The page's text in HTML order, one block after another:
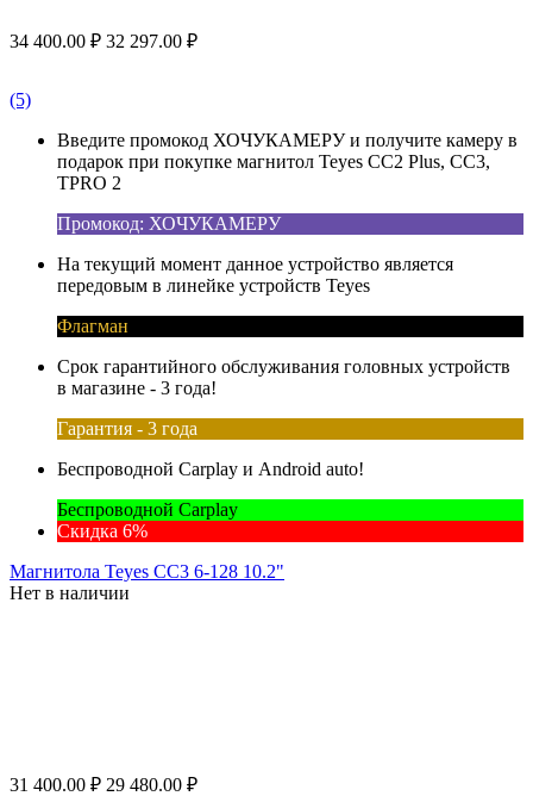
34 400.00 ₽ 32 297.00 ₽
(5)
Введите промокод ХОЧУКАМЕРУ и получите камеру в
подарок при покупке магнитол Teyes CC2 Plus, CC3,
TPRO 2
Промокод: ХОЧУКАМЕРУ
На текущий момент данное устройство является
передовым в линейке устройств Teyes
Флагман
Срок гарантийного обслуживания головных устройств
в магазине - 3 года!
Гарантия - 3 года
Беспроводной Carplay и Android auto!
Беспроводной Carplay
Скидка 6%
Магнитола Teyes CC3 6-128 10.2"
Нет в наличии
31 400.00 ₽ 29 480.00 ₽